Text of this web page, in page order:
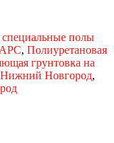
полы
, Полиуретановая
грунтовка на
Нижний Новгород,